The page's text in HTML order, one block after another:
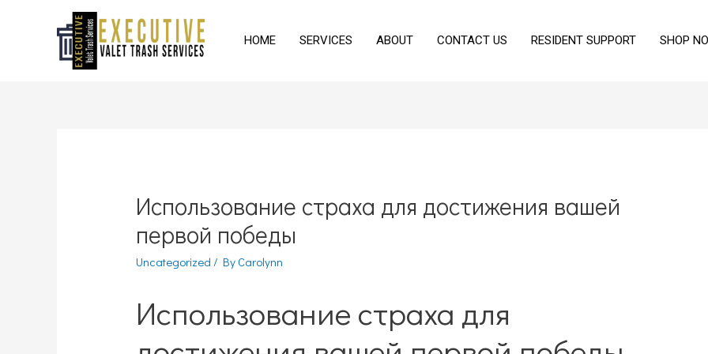
HOME SERVICES ABOUT CONTACT US RESIDENT SUPPORT SHOP
Использование страха для достижения вашей
первой победы
Uncategorized / By Carolynn
Использование страха для